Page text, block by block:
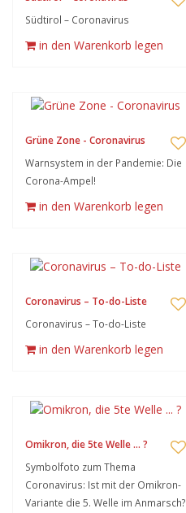
Südtirol – Coronavirus
in den Warenkorb legen
Grüne Zone - Coronavirus
Warnsystem in der Pandemie: Die
Corona-Ampel!
in den Warenkorb legen
Coronavirus – To-do-Liste
Coronavirus – To-do-Liste
in den Warenkorb legen
Omikron, die 5te Welle ... ?
Symbolfoto zum Thema
Coronavirus: Ist mit der Omikron-
Variante die 5. Welle im Anmarsch?